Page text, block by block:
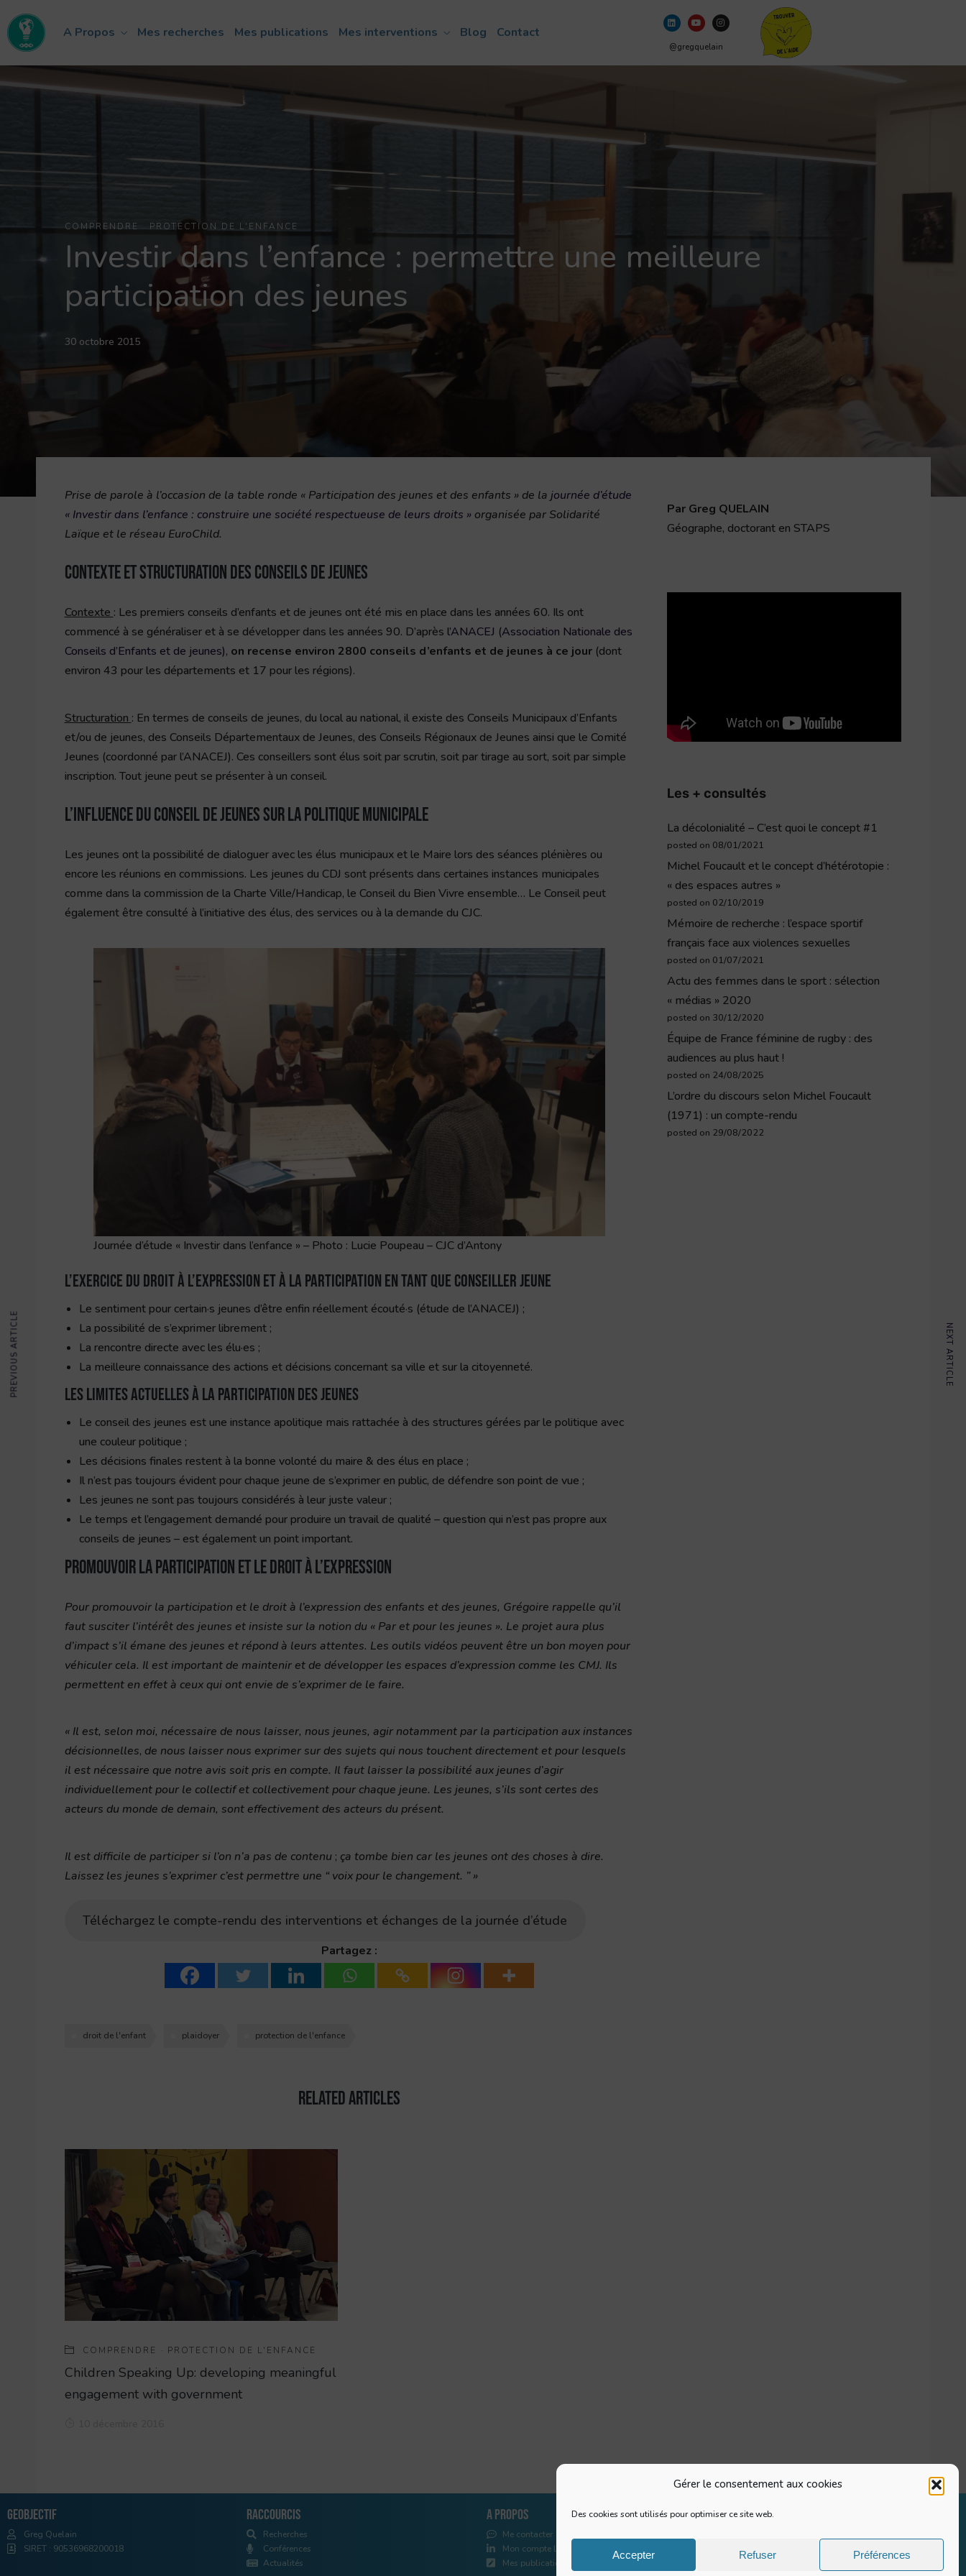
Gérer le consentement aux cookies
Des cookies sont utilisés pour optimiser ce site web.
Accepter Refuser Préférences
A Propos Mes recherches Mes publications Mes interventions Blog Contact
@gregquelain
COMPRENDRE PROTECTION DE L'ENFANCE
Investir dans l’enfance : permettre une meilleure
participation des jeunes
30 octobre 2015
Prise de parole à l’occasion de la table ronde « Participation des jeunes et des enfants » de la journée d’étude
« Investir dans l’enfance : construire une société respectueuse de leurs droits »organisée par Solidarité
Laïque et le réseau EuroChild.
Contexte et structuration des conseils de jeunes
Contexte : Les premiers conseils d’enfants et de jeunes ont été mis en place dans les années 60. Ils ont
commencé à se généraliser et à se développer dans les années 90. D’après l’ANACEJ (Association Nationale des
Conseils d’Enfants et de jeunes), on recense environ 2800 conseils d’enfants et de jeunes à ce jour(dont
environ 43 pour les départements et 17 pour les régions).
Structuration : En termes de conseils de jeunes, du local au national, il existe des Conseils Municipaux d’Enfants
et/ou de jeunes, des Conseils Départementaux de Jeunes, des Conseils Régionaux de Jeunes ainsi que le Comité
Jeunes (coordonné par l’ANACEJ). Ces conseillers sont élus soit par scrutin, soit par tirage au sort, soit par simple
inscription. Tout jeune peut se présenter à un conseil.
L’influence du conseil de jeunes sur la politique municipale
Les jeunes ont la possibilité de dialoguer avec les élus municipaux et le Maire lors des séances plénières ou
encore les réunions en commissions. Les jeunes du CDJ sont présents dans certaines instances municipales
comme dans la commission de la Charte Ville/Handicap, le Conseil du Bien Vivre ensemble… Le Conseil peut
également être consulté à l’initiative des élus, des services ou à la demande du CJC.
Journée d’étude « Investir dans l’enfance » – Photo : Lucie Poupeau – CJC d’Antony
L’exercice du droit à l’expression et à la participation en tant que conseiller jeune
Le sentiment pour certain·s jeunes d’être enfin réellement écouté·s (étude de l’ANACEJ) ;
La possibilité de s’exprimer librement ;
La rencontre directe avec les élu·es ;
La meilleure connaissance des actions et décisions concernant sa ville et sur la citoyenneté.
Les limites actuelles à la participation des jeunes
Le conseil des jeunes est une instance apolitique mais rattachée à des structures gérées par le politique avec
une couleur politique ;
Les décisions finales restent à la bonne volonté du maire & des élus en place ;
Il n’est pas toujours évident pour chaque jeune de s’exprimer en public, de défendre son point de vue ;
Les jeunes ne sont pas toujours considérés à leur juste valeur ;
Le temps et l’engagement demandé pour produire un travail de qualité – question qui n’est pas propre aux
conseils de jeunes – est également un point important.
Promouvoir la participation et le droit à l’expression
Pour promouvoir la participation et le droit à l’expression des enfants et des jeunes, Grégoire rappelle qu’il
faut susciter l’intérêt des jeunes et insiste sur la notion du « Par et pour les jeunes ». Le projet aura plus
d’impact s’il émane des jeunes et répond à leurs attentes. Les outils vidéos peuvent être un bon moyen pour
véhiculer cela. Il est important de maintenir et de développer les espaces d’expression comme les CMJ. Ils
permettent en effet à ceux qui ont envie de s’exprimer de le faire.
« Il est, selon moi, nécessaire de nous laisser, nous jeunes, agir notamment par la participation aux instances
décisionnelles, de nous laisser nous exprimer sur des sujets qui nous touchent directement et pour lesquels
il est nécessaire que notre avis soit pris en compte. Il faut laisser la possibilité aux jeunes d’agir
individuellement pour le collectif et collectivement pour chaque jeune. Les jeunes, s’ils sont certes des
acteurs du monde de demain, sont effectivement des acteurs du présent.
Il est difficile de participer si l’on n’a pas de contenu ; ça tombe bien car les jeunes ont des choses à dire.
Laissez les jeunes s’exprimer c’est permettre une “ voix pour le changement. ”»
Téléchargez le compte-rendu des interventions et échanges de la journée d’étude
Partagez :
droit de l'enfant plaidoyer protection de l'enfance
Related Articles
COMPRENDRE · PROTECTION DE L'ENFANCE
Children Speaking Up: developing meaningful
engagement with government
PREVIOUS ARTICLE NEXT ARTICLE
Par Greg QUELAIN
Géographe, doctorant en STAPS
Les + consultés
La décolonialité – C’est quoi le concept #1
posted on 08/01/2021
Michel Foucault et le concept d’hétérotopie :
« des espaces autres »
posted on 02/10/2019
Mémoire de recherche : l’espace sportif
français face aux violences sexuelles
posted on 01/07/2021
Actu des femmes dans le sport : sélection
« médias » 2020
posted on 30/12/2020
Équipe de France féminine de rugby : des
audiences au plus haut !
posted on 24/08/2025
L’ordre du discours selon Michel Foucault
(1971) : un compte-rendu
posted on 29/08/2022
Geobjectif
Greg Quelain
SIRET : 90536968200018
Raccourcis
Recherches
Conférences
Actualités
A propos
Me contacter
Mon compte LinkedIn
Mes publications